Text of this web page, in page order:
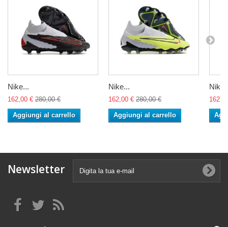
Nike...
162,00 € 280,00 €
Aggiungi al carrello
Nike...
162,00 € 280,00 €
Aggiungi al carrello
Newsletter